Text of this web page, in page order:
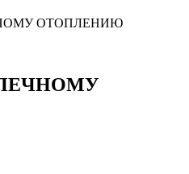
ОТОПЛЕНИЮ